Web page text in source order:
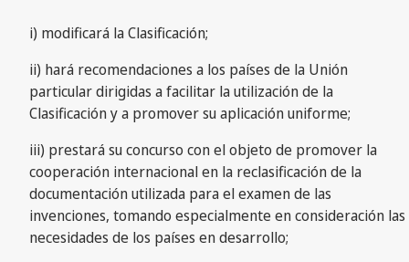
i) modificará la Clasificación;
ii) hará recomendaciones a los países de la Unión
particular dirigidas a facilitar la utilización de la
Clasificación y a promover su aplicación uniforme;
iii) prestará su concurso con el objeto de promover la
cooperación internacional en la reclasificación de la
documentación utilizada para el examen de las
invenciones, tomando especialmente en consideración las
necesidades de los países en desarrollo;